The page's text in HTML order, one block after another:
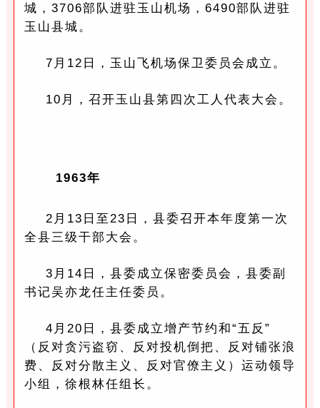
城，3706部队进驻玉山机场，6490部队进驻
玉山县城。
7月12日，玉山飞机场保卫委员会成立。
10月，召开玉山县第四次工人代表大会。
1963年
2月13日至23日，县委召开本年度第一次
全县三级干部大会。
3月14日，县委成立保密委员会，县委副
书记吴亦龙任主任委员。
4月20日，县委成立增产节约和“五反”
（反对贪污盗窃、反对投机倒把、反对铺张浪
费、反对分散主义、反对官僚主义）运动领导
小组，徐根林任组长。